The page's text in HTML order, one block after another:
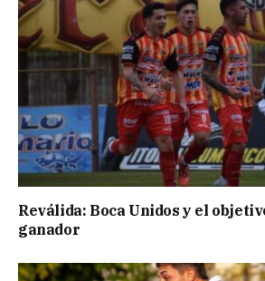
Reválida: Boca Unidos y el
ganador